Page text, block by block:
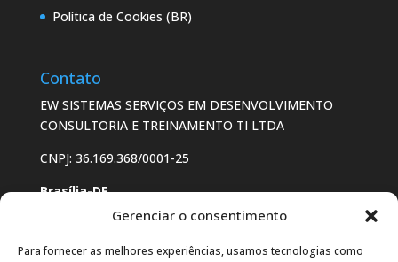
Gerenciar o consentimento
Para fornecer as melhores experiências, usamos tecnologias como
Política de Cookies (BR)
Contato
EW SISTEMAS SERVIÇOS EM DESENVOLVIMENTO
CONSULTORIA E TREINAMENTO TI LTDA
CNPJ: 36.169.368/0001-25
Brasília-DF
SHS Quadra 6, Conjunto A, Edifício Brasil 21 Bloco A
Sala 501, Asa Sul – Brasília – DF. CEP 70.316-000.